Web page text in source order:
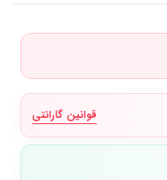
قوانین گارانتی